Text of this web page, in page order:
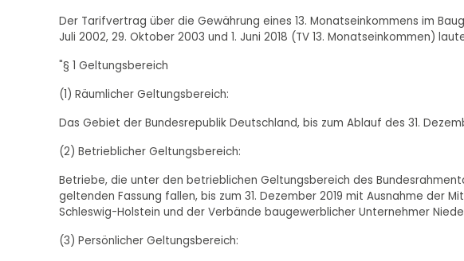
Der Tarifvertrag über die Gewährung eines 13. Monatseinkommens im
Juli 2002, 29. Oktober 2003 und 1. Juni 2018 (TV 13. Monatseinkommen)
"§ 1 Geltungsbereich
(1) Räumlicher Geltungsbereich:
Das Gebiet der Bundesrepublik Deutschland, bis zum Ablauf des 31.
(2) Betrieblicher Geltungsbereich:
Betriebe, die unter den betrieblichen Geltungsbereich des
geltenden Fassung fallen, bis zum 31. Dezember 2019 mit Ausnahme der
Schleswig-Holstein und der Verbände baugewerblicher Unternehmer
(3) Persönlicher Geltungsbereich: